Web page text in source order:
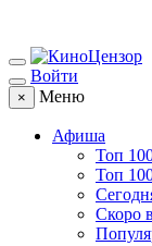
Войти
× Меню
Афиша
Топ
Топ
Скоро